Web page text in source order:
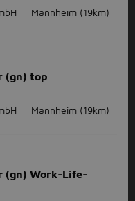
Mannheim (19km)
(gn) top
Mannheim (19km)
(gn) Work-Life-